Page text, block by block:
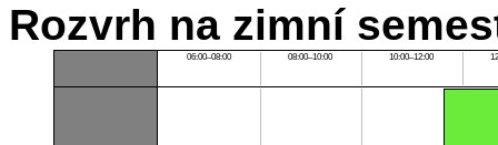
Rozvrh na zimní
06:00–08:00 08:00–10:00 10:00–12:00